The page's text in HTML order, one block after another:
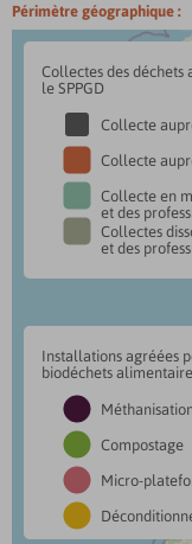
Périmètre géographique :
Compostage
Micro-
Installations agréées
biodéchets
Collecte
Collecte
Collecte en
et des
Collectes
et des
Collectes des déchets
le SPPGD